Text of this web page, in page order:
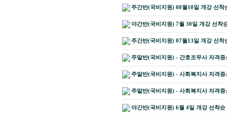
주간반(국비지원) 08월10일 개강 선착
야간반(국비지원) 7월 30일 개강 선착
주간반(국비지원) 07월13일 개강 선착
주말반(국비지원) - 간호조무사 자격
주말반(국비지원) - 사회복지사 자격
주말반(국비지원) - 사회복지사 자격
야간반(국비지원) 6월 4일 개강 선착